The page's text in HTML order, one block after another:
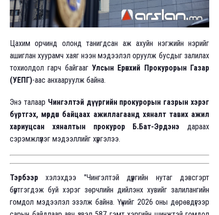
Цахим орчинд олонд танигдсан аж ахуйн нэгжийн нэрийг
ашиглан хуурамч хаяг нээн мэдээлэл оруулж бусдыг залилах
тохиолдол гарч байгааг Улсын Ерөнхий Прокурорын Газар
(УЕПГ)-аас анхааруулж байна.
Энэ талаар Чингэлтэй дүүргийн прокурорын газрын хэрэг
бүртгэх, мөрдөн байцаах ажиллагаанд хяналт тавих ажил
хариуцсан хяналтын прокурор Б.Бат-Эрдэнэ дараах
сэрэмжлүүлэг мэдээллийг хүргэлээ.
Тэрбээр хэлэхдээ "Чингэлтэй дүүргийн нутаг дэвсгэрт
бүртгэгдэж буй хэрэг зөрчлийн дийлэнх хувийг залилангийн
гомдол мэдээлэл эзэлж байна. Үүнийг 2026 оны дөрөвдүгээр